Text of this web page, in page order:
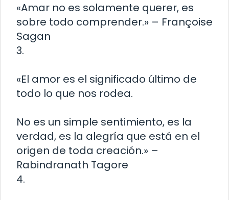
«Amar no es solamente querer, es
sobre todo comprender.» – Françoise
Sagan
3.
«El amor es el significado último de
todo lo que nos rodea.
No es un simple sentimiento, es la
verdad, es la alegría que está en el
origen de toda creación.» –
Rabindranath Tagore
4.